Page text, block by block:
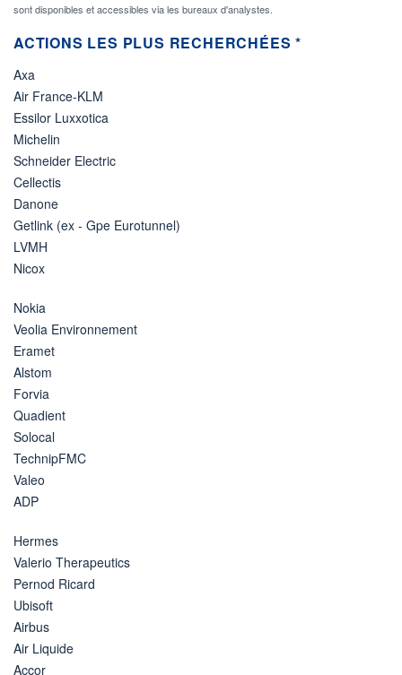
sont disponibles et accessibles via les bureaux d'analystes.
ACTIONS LES PLUS RECHERCHÉES *
Axa
Air France-KLM
Essilor Luxxotica
Michelin
Schneider Electric
Cellectis
Danone
Getlink (ex - Gpe Eurotunnel)
LVMH
Nicox
Nokia
Veolia Environnement
Eramet
Alstom
Forvia
Quadient
Solocal
TechnipFMC
Valeo
ADP
Hermes
Valerio Therapeutics
Pernod Ricard
Ubisoft
Airbus
Air Liquide
Accor